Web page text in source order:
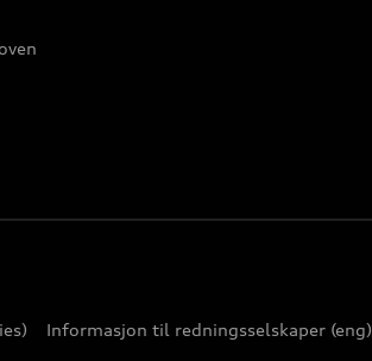
Informasjon til redningsselskaper (eng)